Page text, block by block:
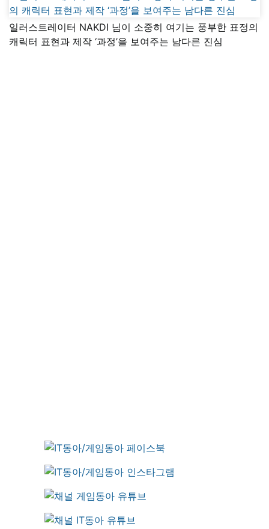
일러스트레이터 NAKDI 님이 소중히 여기는 풍부한 표정의
캐릭터 표현과 제작 ‘과정’을 보여주는 남다른 진심